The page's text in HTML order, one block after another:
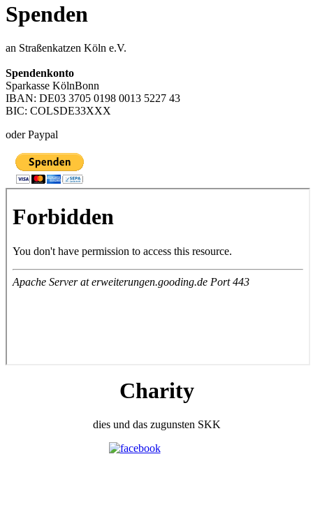
Spenden
an Straßenkatzen Köln e.V.
Spendenkonto
Sparkasse KölnBonn
IBAN: DE03 3705 0198 0013 5227 43
BIC: COLSDE33XXX
oder Paypal
Charity
dies und das zugunsten SKK